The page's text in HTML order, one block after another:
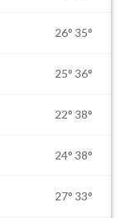
26° 35°
25° 36°
22° 38°
24° 38°
27° 33°